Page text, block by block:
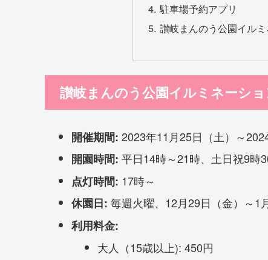
駐車場予約アプリ
讃岐まんのう公園イル
讃岐まんのう公園イルミネーシ
開催期間: 2023年11月25日（土）～
開園時間: 平日14時～21時、土日祝9時
点灯時間: 17時～
休園日: 毎週火曜、12月29日（金）～1
利用料金:
大人（15歳以上): 450円